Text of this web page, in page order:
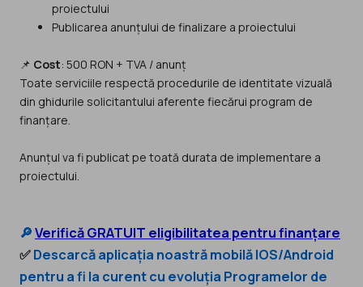
proiectului
Publicarea anunțului de finalizare a proiectului
📌 Cost: 500 RON + TVA / anunț
Toate serviciile respectă procedurile de identitate vizuală
din ghidurile solicitantului aferente fiecărui program de
finanțare.
Anunțul va fi publicat pe toată durata de implementare a
proiectului.
🔎Verifică GRATUIT eligibilitatea pentru finanțare
✅Descarcă aplicația noastră mobilă IOS/Android
pentru a fi la curent cu evoluția Programelor de